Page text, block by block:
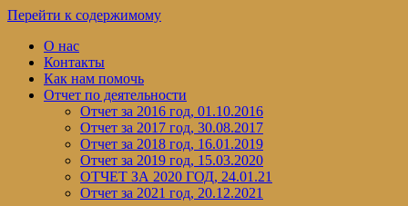
Перейти к содержимому
О нас
Контакты
Как нам помочь
Отчет по деятельности
Отчет за 2016 год, 01.10.2016
Отчет за 2017 год, 30.08.2017
Отчет за 2018 год, 16.01.2019
Отчет за 2019 год, 15.03.2020
ОТЧЕТ ЗА 2020 ГОД, 24.01.21
Отчет за 2021 год, 20.12.2021